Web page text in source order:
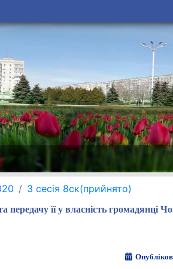
3 сесія 8ск(прийнято)
її у власність громадянці